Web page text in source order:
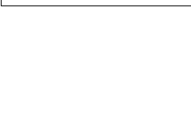
News & Media